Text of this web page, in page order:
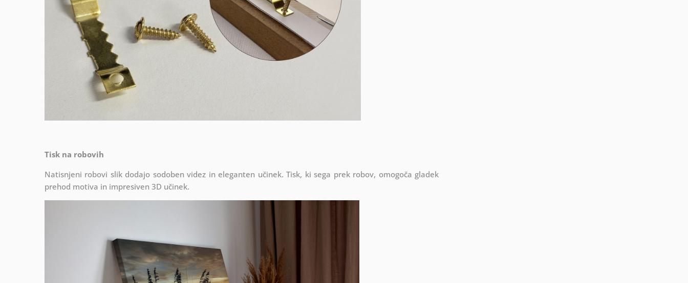
Tisk na robovih
Natisnjeni robovi slik dodajo sodoben videz in eleganten učinek. Tisk, ki sega prek robov, omogoča gladek
prehod motiva in impresiven 3D učinek.